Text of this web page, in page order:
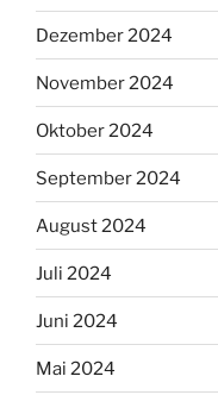
Dezember 2024
November 2024
Oktober 2024
September 2024
August 2024
Juli 2024
Juni 2024
Mai 2024